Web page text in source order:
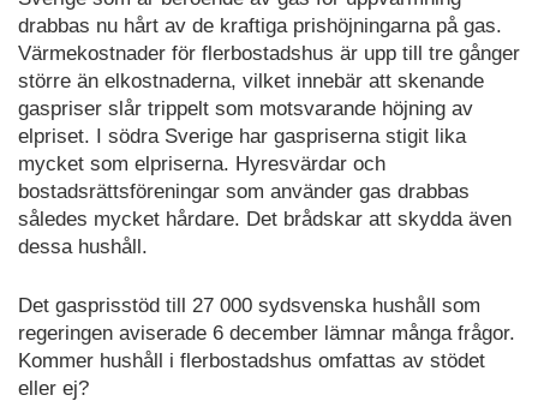
drabbas nu hårt av de kraftiga prishöjningarna på gas.
Värmekostnader för flerbostadshus är upp till tre gånger
större än elkostnaderna, vilket innebär att skenande
gaspriser slår trippelt som motsvarande höjning av
elpriset. I södra Sverige har gaspriserna stigit lika
mycket som elpriserna. Hyresvärdar och
bostadsrättsföreningar som använder gas drabbas
således mycket hårdare. Det brådskar att skydda även
dessa hushåll.
Det gasprisstöd till 27 000 sydsvenska hushåll som
regeringen aviserade 6 december lämnar många frågor.
Kommer hushåll i flerbostadshus omfattas av stödet
eller ej?